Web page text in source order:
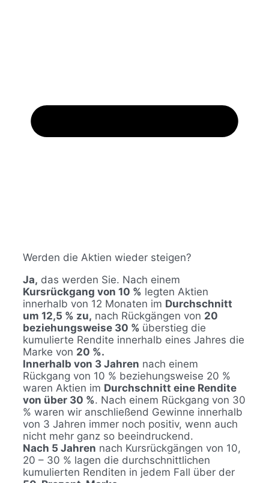
Werden die Aktien wieder steigen?
Ja, das werden Sie. Nach einem
Kursrückgang von 10 % legten Aktien
innerhalb von 12 Monaten im Durchschnitt
um 12,5 % zu, nach Rückgängen von 20
beziehungsweise 30 % überstieg die
kumulierte Rendite innerhalb eines Jahres die
Marke von 20 %.
Innerhalb von 3 Jahren nach einem
Rückgang von 10 % beziehungsweise 20 %
waren Aktien im Durchschnitt eine Rendite
von über 30 %. Nach einem Rückgang von 30
% waren wir anschließend Gewinne innerhalb
von 3 Jahren immer noch positiv, wenn auch
nicht mehr ganz so beeindruckend.
Nach 5 Jahren nach Kursrückgängen von 10,
20 – 30 % lagen die durchschnittlichen
kumulierten Renditen in jedem Fall über der